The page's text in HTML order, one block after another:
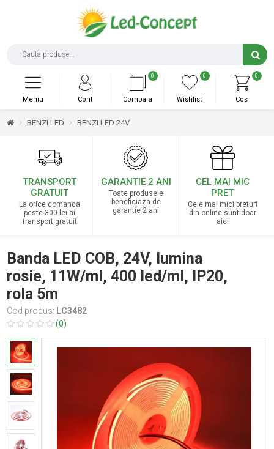
0
Cos
0
Wishlist
0
Compara
Cont
Meniu
BENZI LED BENZI LED 24V
TRANSPORT
GRATUIT
La orice comanda
peste 300 lei ai
transport gratuit
GARANTIE 2 ANI
Toate produsele
beneficiaza de
garantie 2 ani
CEL MAI MIC
PRET
Cele mai mici preturi
din online sunt doar
aici
Banda LED COB, 24V, lumina
rosie, 11W/ml, 400 led/ml, IP20,
rola 5m
Cod produs: LC3482
(0)